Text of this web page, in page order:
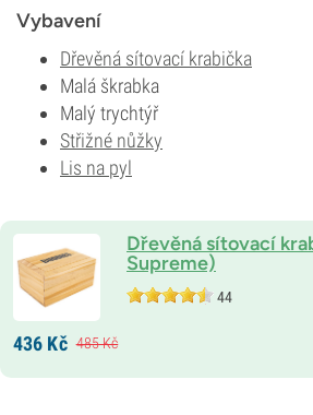
Vybavení
Dřevěná sítovací krabička
Malá škrabka
Malý trychtýř
Střižné nůžky
Lis na pyl
Dřevěná sítovací
Supreme)
44
436 Kč 485Kč